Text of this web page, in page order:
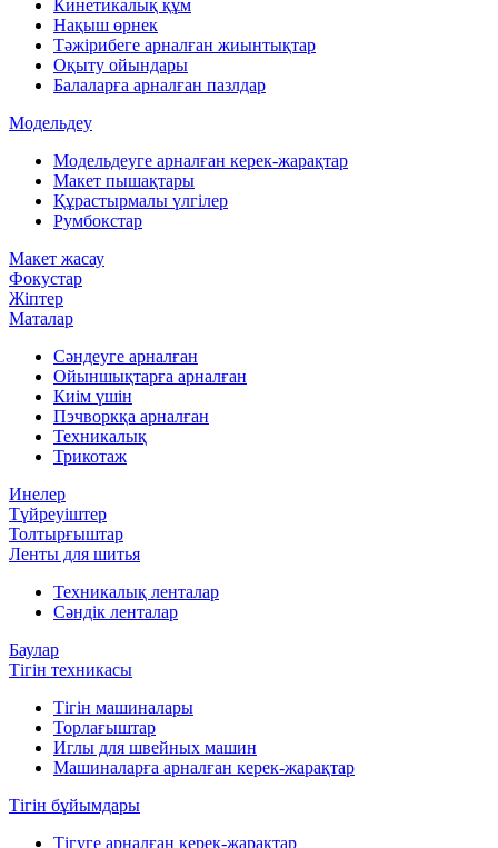
Кинетикалық құм
Нақыш өрнек
Тәжірибеге арналған жиынтықтар
Оқыту ойындары
Балаларға арналған пазлдар
Модельдеу
Модельдеуге арналған керек-жарақтар
Макет пышақтары
Құрастырмалы үлгілер
Румбокстар
Макет жасау
Фокустар
Жіптер
Маталар
Сәндеуге арналған
Ойыншықтарға арналған
Киім үшін
Пэчворкқа арналған
Техникалық
Трикотаж
Инелер
Түйреуіштер
Толтырғыштар
Ленты для шитья
Техникалық ленталар
Сәндік ленталар
Баулар
Тігін техникасы
Тігін машиналары
Торлағыштар
Иглы для швейных машин
Машиналарға арналған керек-жарақтар
Тігін бұйымдары
Тігуге арналған керек-жарақтар